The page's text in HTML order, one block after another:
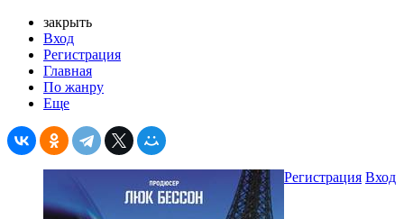
закрыть
Вход
Регистрация
Главная
По жанру
Еще
Регистрация Вход